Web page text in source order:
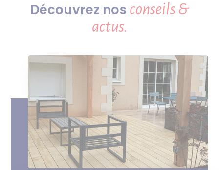
Découvrez nos conseils &
actus.